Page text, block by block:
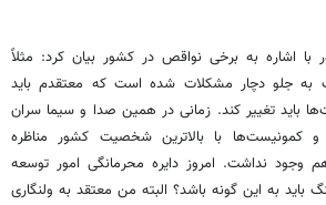
اشاره به برخی نواقص در کشور بیان کرد: مثلاً
به جلو دچار مشکلات شده است که معتقدم باید
باید تغییر کند. زمانی در همین صدا و سیما سران
کمونیست‌ها با بالاترین شخصیت کشور مناظره
نداشت. امروز دایره محرمانگی امور توسعه
باید به این گونه باشد؟ البته من معتقد به ولنگاری